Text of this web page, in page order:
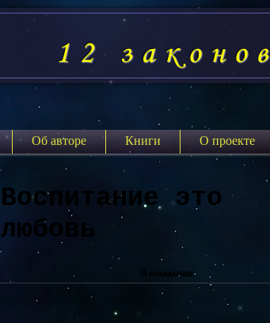
12 законов
Об авторе Книги О проекте
Воспитание это
любовь
В оглавление